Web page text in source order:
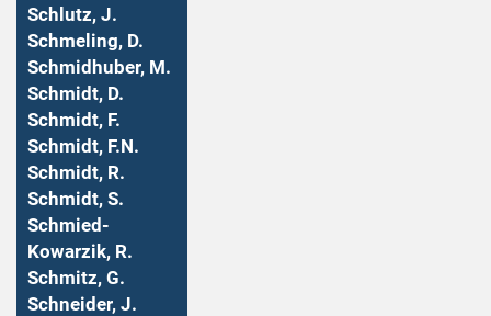
Schlutz, J.
Schmeling, D.
Schmidhuber, M.
Schmidt, D.
Schmidt, F.
Schmidt, F.N.
Schmidt, R.
Schmidt, S.
Schmied-
Kowarzik, R.
Schmitz, G.
Schneider, J.